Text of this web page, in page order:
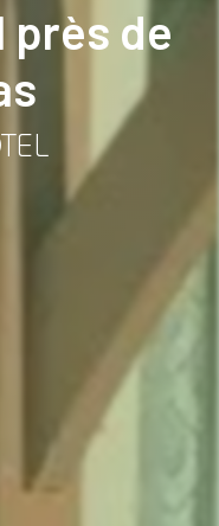
près de